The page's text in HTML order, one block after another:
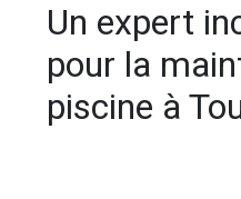
Un expert
pour la
piscine à